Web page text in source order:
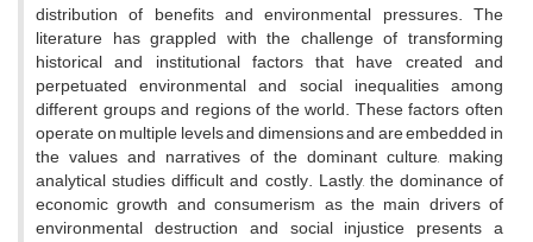
distribution of benefits and environmental pressures. The
literature has grappled with the challenge of transforming
historical and institutional factors that have created and
perpetuated environmental and social inequalities among
different groups and regions of the world. These factors often
operate on multiple levels and dimensions and are embedded in
the values and narratives of the dominant culture, making
analytical studies difficult and costly. Lastly, the dominance of
economic growth and consumerism as the main drivers of
environmental destruction and social injustice presents a